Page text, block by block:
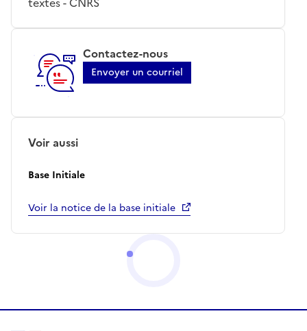
Contactez-nous
Envoyer un courriel
Voir aussi
Base Initiale
Voir la notice de la base initiale